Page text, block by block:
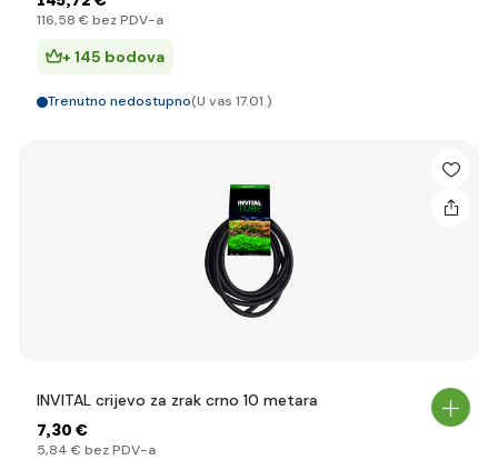
116,58 € bez PDV-a
+ 145 bodova
Trenutno nedostupno(U vas 17.01.)
INVITAL crijevo za zrak crno 10 metara
7,30 €
5,84 € bez PDV-a